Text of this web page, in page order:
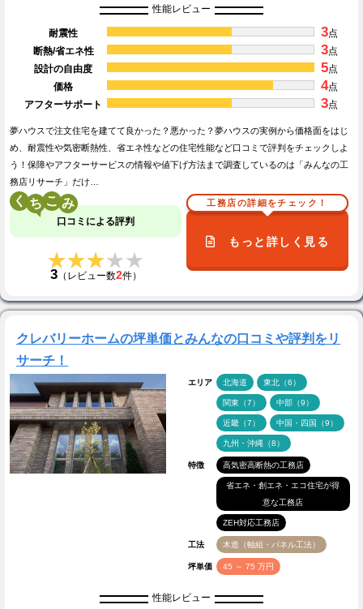
性能レビュー
耐震性 3点
断熱/省エネ性
3点
設計の自由度
5点
価格
4点
アフターサポート
3点
夢ハウスで注文住宅を建てて良かった？悪かった？夢ハウスの実例から価格面をはじ
め、耐震性や気密断熱性、省エネ性などの住宅性能など口コミで評判をチェックしよ
う！保障やアフターサービスの情報や値下げ方法まで調査しているのは「みんなの工
務店リサーチ」だけ…
く こ
口コミによる評判
★★★★★
★★★★★
3（レビュー数2件）
工務店の詳細をチェック！
もっと詳しく見る
クレバリーホームの坪単価とみんなの口コミや評判をリ
サーチ！
エリア 北海道 東北（6）
関東（7） 中部（9）
近畿（7） 中国・四国（9）
九州・沖縄（8）
特徴 高気密高断熱の工務店
省エネ・創エネ・エコ住宅が得
意な工務店
ZEH対応工務店
工法 木造（軸組・パネル工法）
坪単価 45 ～ 75 万円
性能レビュー